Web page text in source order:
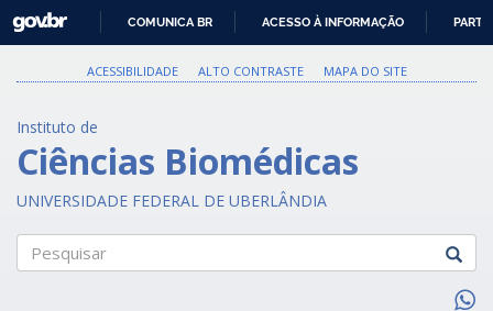
PARA
O
GOVBR
COMUNICA BR ACESSO À INFORMAÇÃO
ACESSIBILIDADE ALTO CONTRASTE MAPA DO SITE
Instituto de
Ciências Biomédicas
UNIVERSIDADE FEDERAL DE UBERLÂNDIA